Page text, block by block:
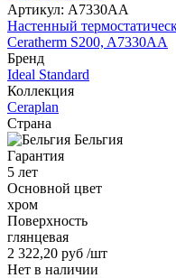
Артикул: A7330AA
Настенный
Ceratherm S200, A7330AA
Бренд
Ideal Standard
Коллекция
Ceraplan
Страна
Бельгия
Гарантия
5 лет
Основной цвет
хром
Поверхность
глянцевая
2 322,20 руб /шт
Нет в наличии